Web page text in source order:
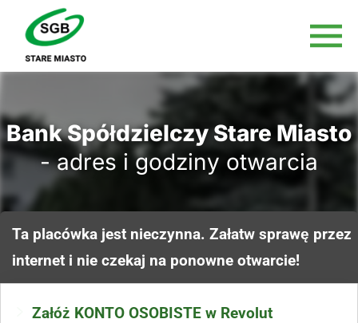
Bank Spółdzielczy Stare Miasto
- adres i godziny otwarcia
Ta placówka jest nieczynna. Załatw sprawę przez
internet i nie czekaj na ponowne otwarcie!
Załóż KONTO OSOBISTE w Revolut